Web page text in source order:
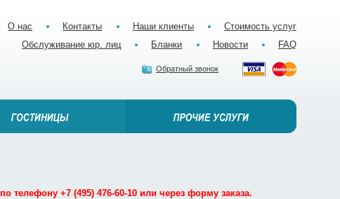
О нас Контакты Наши клиенты
Стоимость услуг
Обслуживание юр. лиц
Бланки Новости FAQ
Обратный звонок
телефону +7 (495) 476-60-10 или через форму заказа.